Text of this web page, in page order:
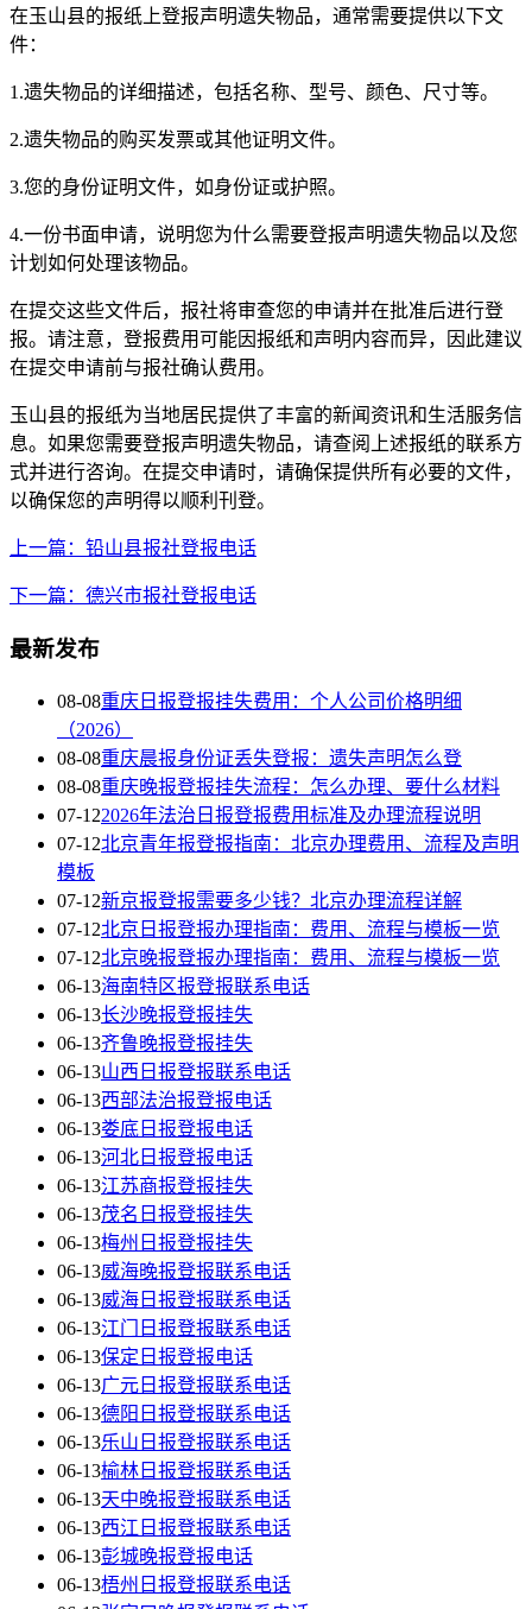
在玉山县的报纸上登报声明遗失物品，通常需要提供以下文
件：
1.遗失物品的详细描述，包括名称、型号、颜色、尺寸等。
2.遗失物品的购买发票或其他证明文件。
3.您的身份证明文件，如身份证或护照。
4.一份书面申请，说明您为什么需要登报声明遗失物品以及您
计划如何处理该物品。
在提交这些文件后，报社将审查您的申请并在批准后进行登
报。请注意，登报费用可能因报纸和声明内容而异，因此建议
在提交申请前与报社确认费用。
玉山县的报纸为当地居民提供了丰富的新闻资讯和生活服务信
息。如果您需要登报声明遗失物品，请查阅上述报纸的联系方
式并进行咨询。在提交申请时，请确保提供所有必要的文件，
以确保您的声明得以顺利刊登。
上一篇：铅山县报社登报电话
下一篇：德兴市报社登报电话
最新发布
08-08重庆日报登报挂失费用：个人公司价格明细
（2026）
08-08重庆晨报身份证丢失登报：遗失声明怎么登
08-08重庆晚报登报挂失流程：怎么办理、要什么材料
07-122026年法治日报登报费用标准及办理流程说明
07-12北京青年报登报指南：北京办理费用、流程及声明
模板
07-12新京报登报需要多少钱？北京办理流程详解
07-12北京日报登报办理指南：费用、流程与模板一览
07-12北京晚报登报办理指南：费用、流程与模板一览
06-13海南特区报登报联系电话
06-13长沙晚报登报挂失
06-13齐鲁晚报登报挂失
06-13山西日报登报联系电话
06-13西部法治报登报电话
06-13娄底日报登报电话
06-13河北日报登报电话
06-13江苏商报登报挂失
06-13茂名日报登报挂失
06-13梅州日报登报挂失
06-13威海晚报登报联系电话
06-13威海日报登报联系电话
06-13江门日报登报联系电话
06-13保定日报登报电话
06-13广元日报登报联系电话
06-13德阳日报登报联系电话
06-13乐山日报登报联系电话
06-13榆林日报登报联系电话
06-13天中晚报登报联系电话
06-13西江日报登报联系电话
06-13彭城晚报登报电话
06-13梧州日报登报联系电话